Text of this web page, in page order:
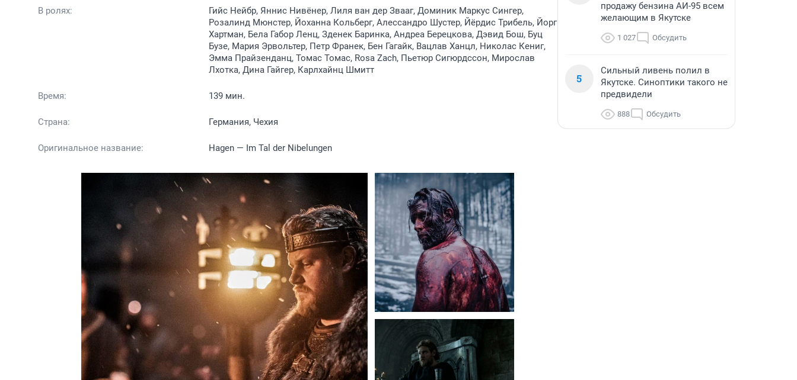
В ролях:
Гийс Нейбр, Яннис Нивёнер, Лиля ван дер Звааг, Доминик Маркус Сингер,
Розалинд Мюнстер, Йоханна Кольберг, Алессандро Шустер, Йёрдис Трибель, Йорг
Хартман, Бела Габор Ленц, Зденек Баринка, Андреа Берецкова, Дэвид Бош, Буц
Бузе, Мария Эрвольтер, Петр Франек, Бен Гагайк, Вацлав Ханцл, Николас Кениг,
Эмма Прайзенданц, Томас Томас, Rosa Zach, Пьетюр Сигюрдссон, Мирослав
Лхотка, Дина Гайгер, Карлхайнц Шмитт
Время: 139 мин.
Страна: Германия, Чехия
Оригинальное название: Hagen — Im Tal der Nibelungen
продажу бензина АИ-95 всем
желающим в Якутске
1 027 Обсудить
5
Сильный ливень полил в
Якутске. Синоптики такого не
предвидели
888 Обсудить